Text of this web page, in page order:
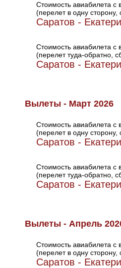
Стоимость авиабилета
(перелет в одну
Саратов -
Стоимость авиабилета
(перелет туда-обратно,
Саратов -
Вылеты - Март 2026
Стоимость авиабилета с
(перелет в одну
Саратов -
Стоимость авиабилета с
(перелет туда-обратно,
Саратов -
Вылеты - Апрель
Стоимость авиабилета с
(перелет в одну
Саратов -